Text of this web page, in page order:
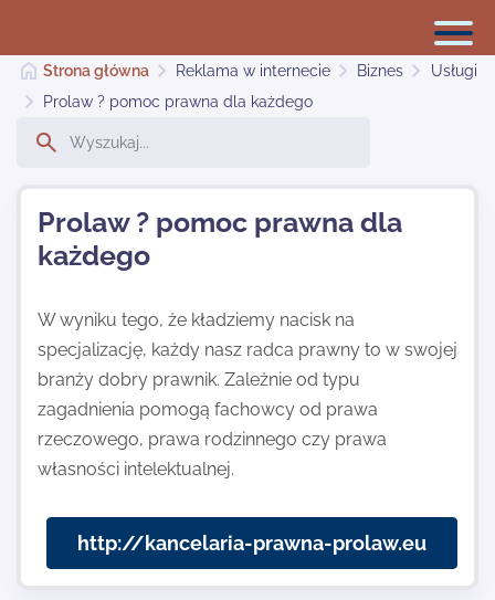
Dodaj stronę
Najnowsze
Kontakt
Strona główna Reklama w internecie Biznes
Usługi
Prolaw ? pomoc prawna dla każdego
Prolaw ? pomoc prawna dla
każdego
W wyniku tego, że kładziemy nacisk na
specjalizację, każdy nasz radca prawny to w swojej
branży dobry prawnik. Zależnie od typu
zagadnienia pomogą fachowcy od prawa
rzeczowego, prawa rodzinnego czy prawa
własności intelektualnej.
http://kancelaria-prawna-prolaw.eu